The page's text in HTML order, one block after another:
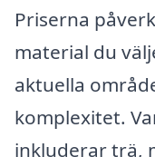
Priserna
material du
aktuella
komplexitet.
inkluderar trä,